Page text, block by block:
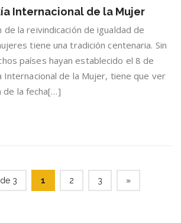
el
día
Internacional
de
la
Mujer
Internacional de la Mujer
de la reivindicación de igualdad de
tiene una tradición centenaria. Sin
países hayan establecido el 8 de
Internacional de la Mujer, tiene que ver
de la fecha[…]
3 1 2 3 »